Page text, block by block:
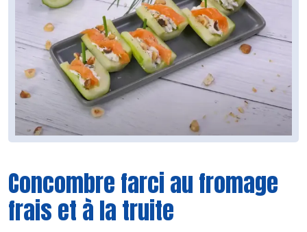
Concombre farci au fromage
frais et à la truite